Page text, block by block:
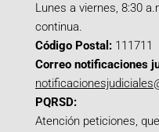
Lunes a viernes, 8:30
continua.
Código Postal: 111711
Correo notificaciones
PQRSD:
Atención peticiones,